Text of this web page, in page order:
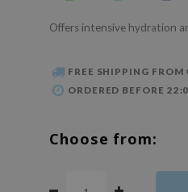
Offers intensive hydration
FREE SHIPPING FROM
ORDERED BEFORE
Choose from: